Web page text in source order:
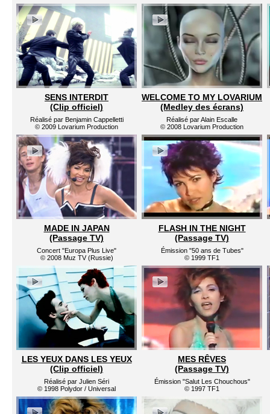
SENS INTERDIT
(Clip officiel)
WELCOME TO MY LOVARIUM
(Medley des écrans)
Réalisé par Benjamin Cappelletti
© 2009 Lovarium Production
Réalisé par Alain Escalle
© 2008 Lovarium Production
MADE IN JAPAN
(Passage TV)
FLASH IN THE NIGHT
(Passage TV)
Concert "Europa Plus Live"
© 2008 Muz TV (Russie)
Émission "50 ans de Tubes"
© 1999 TF1
LES YEUX DANS LES YEUX
(Clip officiel)
MES RÊVES
(Passage TV)
Réalisé par Julien Séri
© 1998 Polydor / Universal
Émission "Salut Les Chouchous"
© 1997 TF1